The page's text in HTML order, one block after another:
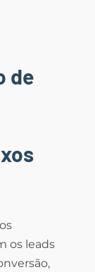
de
os leads